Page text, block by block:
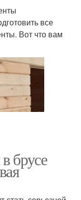
все
Вот что вам
брусе